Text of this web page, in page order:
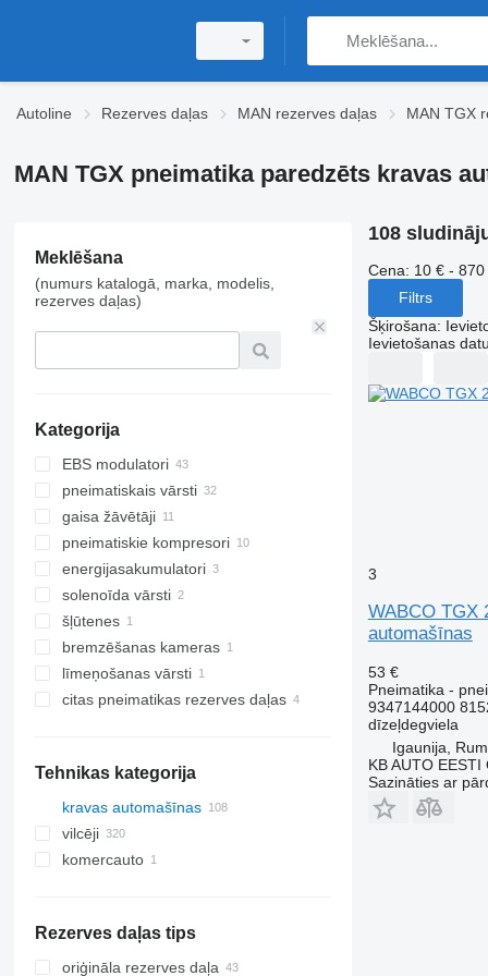
Autoline Rezerves daļas MAN rezerves daļas MAN TGX
MAN TGX pneimatika paredzēts kravas
Meklēšana
(numurs katalogā, marka, modelis,
rezerves daļas)
Kategorija
EBS modulatori
pneimatiskais vārsti
gaisa žāvētāji
pneimatiskie kompresori
energijasakumulatori
solenoīda vārsti
šļūtenes
bremzēšanas kameras
līmeņošanas vārsti
citas pneimatikas rezerves daļas
Tehnikas kategorija
kravas automašīnas
vilcēji
komercauto
Rezerves daļas tips
oriģināla rezerves daļa
108
Cena: 10 € - 870
Filtrs
Šķirošana:
Ievietošanas
3
WABCO TGX
automašīnas
53 €
Pneimatika -
9347144000
dīzeļdegviela
Igaunija,
KB AUTO EESTI
Sazināties ar